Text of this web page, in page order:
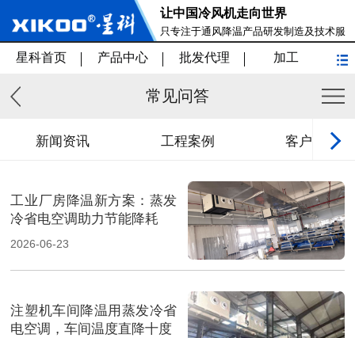
让中国冷风机走向世界
只专注于通风降温产品研发制造及技术服
务
星科首页 产品中心 批发代理 加工
常见问答
新闻资讯 工程案例 客户见证
工业厂房降温新方案：蒸发
冷省电空调助力节能降耗
2026-06-23
注塑机车间降温用蒸发冷省
电空调，车间温度直降十度